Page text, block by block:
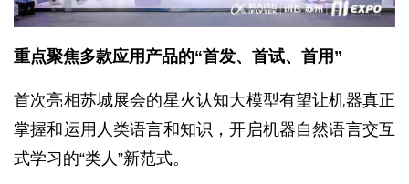
重点聚焦多款应用产品的“首发、首试、首用”
首次亮相苏城展会的星火认知大模型有望让机器真正
掌握和运用人类语言和知识，开启机器自然语言交互
式学习的“类人”新范式。